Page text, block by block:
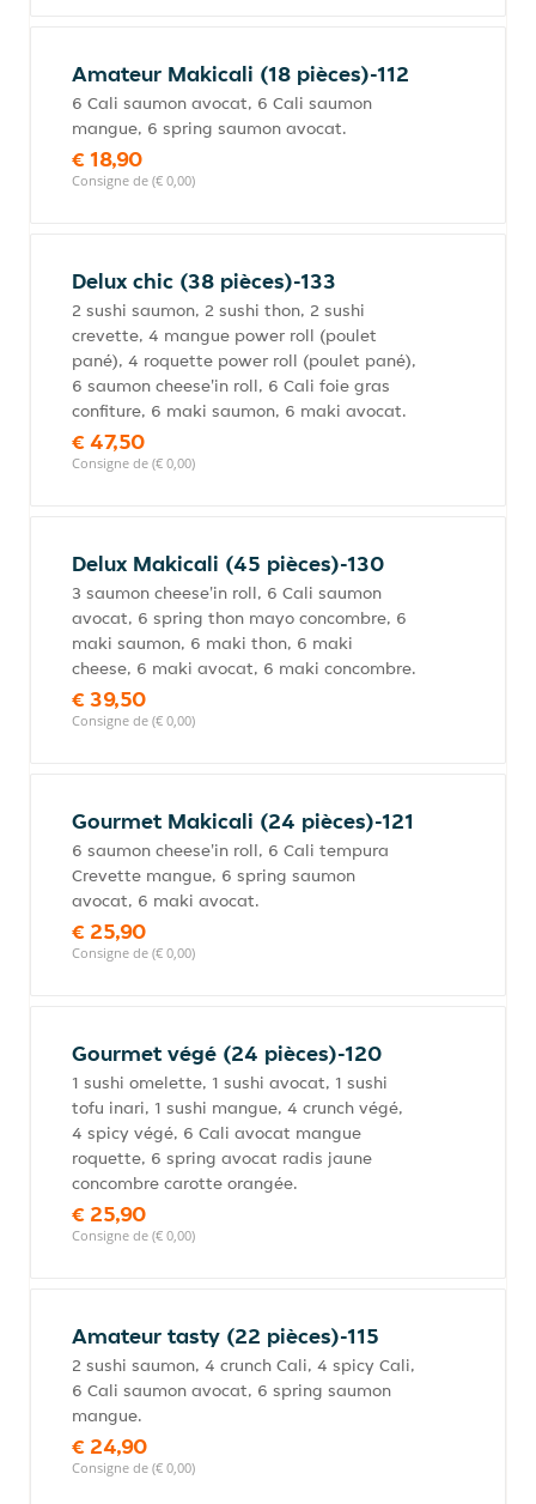
Amateur Makicali (18 pièces)-112
6 Cali saumon avocat, 6 Cali saumon
mangue, 6 spring saumon avocat.
€ 18,90
Consigne de (€ 0,00)
Delux chic (38 pièces)-133
2 sushi saumon, 2 sushi thon, 2 sushi
crevette, 4 mangue power roll (poulet
pané), 4 roquette power roll (poulet pané),
6 saumon cheese'in roll, 6 Cali foie gras
confiture, 6 maki saumon, 6 maki avocat.
€ 47,50
Consigne de (€ 0,00)
Delux Makicali (45 pièces)-130
3 saumon cheese'in roll, 6 Cali saumon
avocat, 6 spring thon mayo concombre, 6
maki saumon, 6 maki thon, 6 maki
cheese, 6 maki avocat, 6 maki concombre.
€ 39,50
Consigne de (€ 0,00)
Gourmet Makicali (24 pièces)-121
6 saumon cheese'in roll, 6 Cali tempura
Crevette mangue, 6 spring saumon
avocat, 6 maki avocat.
€ 25,90
Consigne de (€ 0,00)
Gourmet végé (24 pièces)-120
1 sushi omelette, 1 sushi avocat, 1 sushi
tofu inari, 1 sushi mangue, 4 crunch végé,
4 spicy végé, 6 Cali avocat mangue
roquette, 6 spring avocat radis jaune
concombre carotte orangée.
€ 25,90
Consigne de (€ 0,00)
Amateur tasty (22 pièces)-115
2 sushi saumon, 4 crunch Cali, 4 spicy Cali,
6 Cali saumon avocat, 6 spring saumon
mangue.
€ 24,90
Consigne de (€ 0,00)